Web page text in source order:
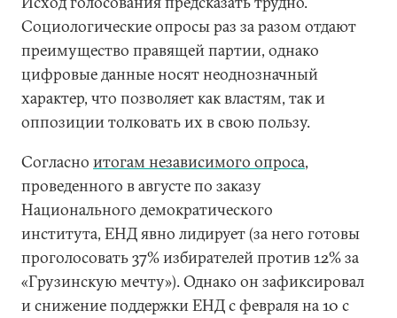
Социологические опросы раз за разом отдают
преимущество правящей партии, однако
цифровые данные носят неоднозначный
характер, что позволяет как властям, так и
оппозиции толковать их в свою пользу.
Согласно итогам независимого опроса,
проведенного в августе по заказу
Национального демократического
института, ЕНД явно лидирует (за него готовы
проголосовать 37% избирателей против 12% за
«Грузинскую мечту»). Однако он зафиксировал
и снижение поддержки ЕНД с февраля на 10 с